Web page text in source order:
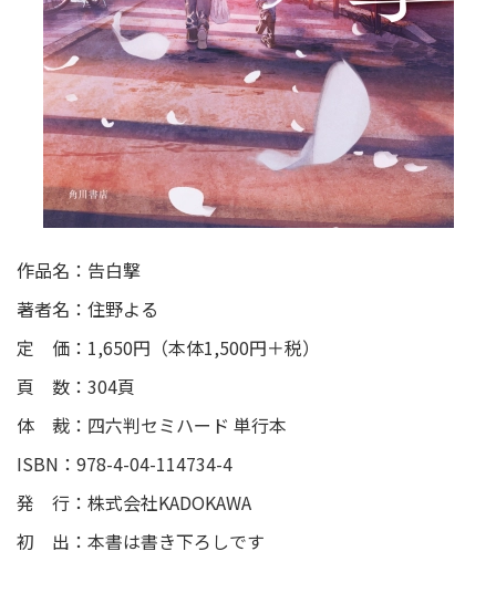
作品名：告白撃
著者名：住野よる
定 価：1,650円（本体1,500円＋税）
頁 数：304頁
体 裁：四六判セミハード 単行本
ISBN：978-4-04-114734-4
発 行：株式会社KADOKAWA
初 出：本書は書き下ろしです